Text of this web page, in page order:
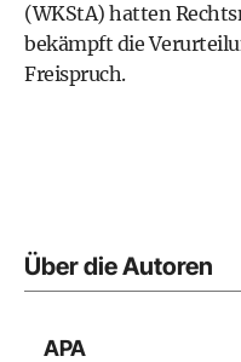
(WKStA) hatten
bekämpft die
Freispruch.
Über die Autoren
APA